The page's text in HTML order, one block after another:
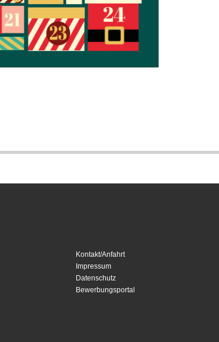
Kontakt/Anfahrt
Impressum
Datenschutz
Bewerbungsportal